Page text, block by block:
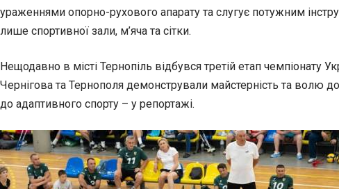
ураженнями опорно-рухового апарату та слугує потужним
лише спортивної зали, м’яча та сітки.
Нещодавно в місті Тернопіль відбувся третій етап чемпіонату
Чернігова та Тернополя демонстрували майстерність та волю
до адаптивного спорту – у репортажі.